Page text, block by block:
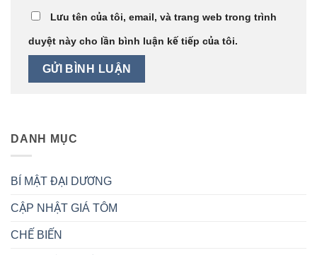
Lưu tên của tôi, email, và trang web trong trình
duyệt này cho lần bình luận kế tiếp của tôi.
DANH MỤC
BÍ MẬT ĐẠI DƯƠNG
CẬP NHẬT GIÁ TÔM
CHẾ BIẾN